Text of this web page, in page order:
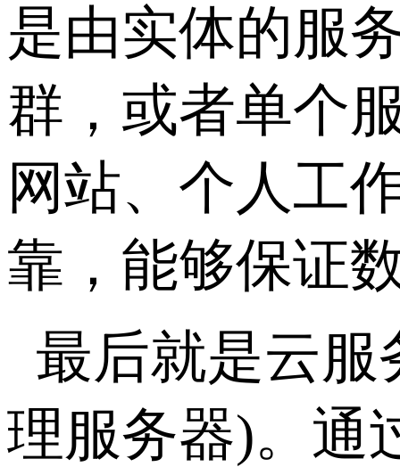
是由实体的服
群，或者单个
网站、个人工
靠，能够保证
最后就是云服
理服务器)。通